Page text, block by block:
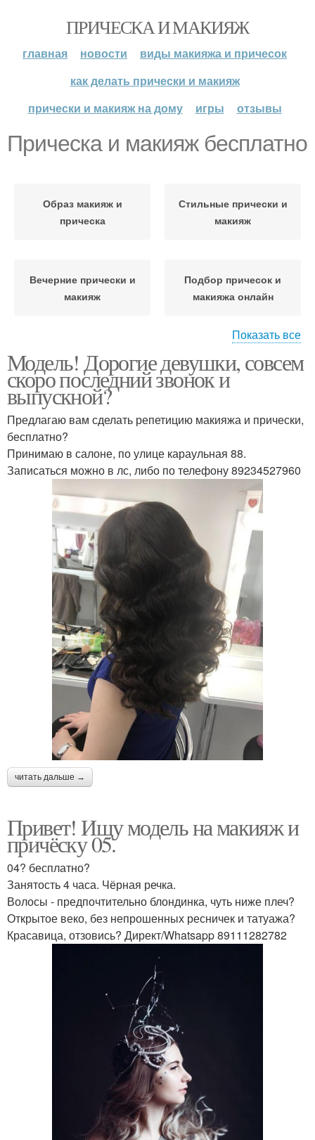
ПРИЧЕСКА И МАКИЯЖ
главная новости
виды макияжа и причесок
как делать прически и макияж
прически и макияж на дому
игры отзывы
Прическа и макияж бесплатно
Образ макияж и
прическа
Стильные прически и
макияж
Вечерние прически и
макияж
Подбор причесок и
макияжа онлайн
Макияж под прическу
макияж прическа
Макияж и прическа на
выпускной
прическу
Что сначала макияж или
прическа
Игры макияж и
прически
Стилист по прическам и
макияжу
Прическа и макияж с
выездом на дом
Мастер причесок и
макияжа
Макияж и прически для
девочек
Модели для причесок и
макияжа
Онлайн прически и
макияж
Прически дома
Показать все
Модель! Дорогие девушки, совсем
скоро последний звонок и
выпускной?
Предлагаю вам сделать репетицию макияжа и прически,
бесплатно?
Принимаю в салоне, по улице караульная 88.
Записаться можно в лс, либо по телефону 89234527960
читать дальше →
Привет! Ищу модель на макияж и
причёску 05.
04? бесплатно?
Занятость 4 часа. Чёрная речка.
Волосы - предпочтительно блондинка, чуть ниже плеч?
Открытое веко, без непрошенных ресничек и татуажа?
Красавица, отзовись? Директ/Whatsapp 89111282782